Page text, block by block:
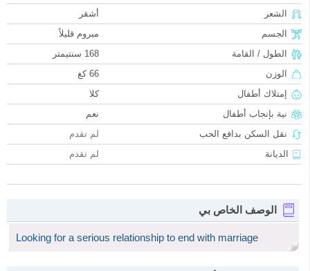
الشعر
أشقر
الجسم
مبروم قليلاً
الطول / القامة
168 سنتيمتر
الوزن
66 كغ
إمتلاك أطفال
كلا
نية بإنجاب أطفال
نعم
نقل السكن بدافع الحب
لم تقدم
الديانة
لم تقدم
الوصف الخاص بي
Looking for a serious relationship to end with marriage